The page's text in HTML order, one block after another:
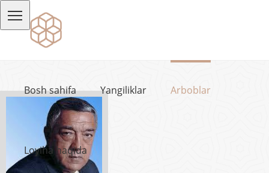
Bosh sahifa Yangiliklar Arboblar
Loyiha haqida